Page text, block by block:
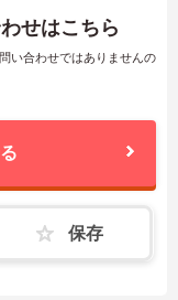
せはこちら
い合わせではありませんの
保存